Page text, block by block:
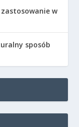
w
sposób